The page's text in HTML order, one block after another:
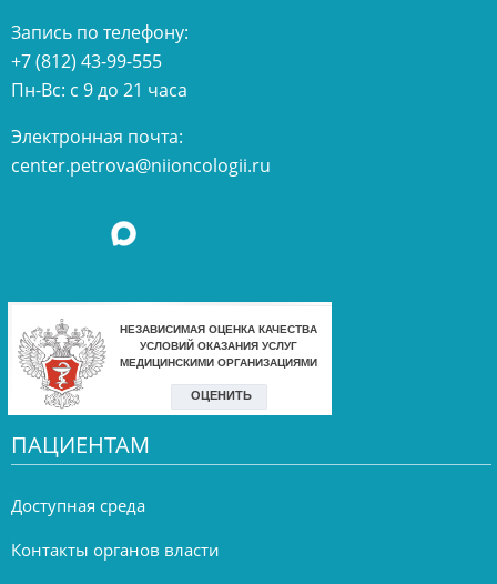
Запись по телефону:
+7 (812) 43-99-555
Пн-Вс: с 9 до 21 часа
Электронная почта:
center.petrova@niioncologii.ru
ПАЦИЕНТАМ
Доступная среда
Контакты органов власти